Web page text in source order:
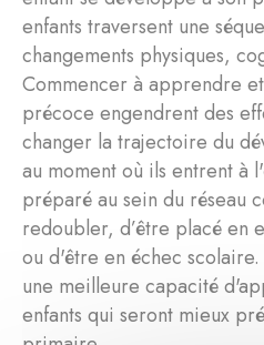
enfants traversent une
changements physiques,
Commencer à apprendre
précoce engendrent des
changer la trajectoire du
au moment où ils entrent à
préparé au sein du réseau
redoubler, d’être placé en
ou d'être en échec
une meilleure capacité
enfants qui seront mieux